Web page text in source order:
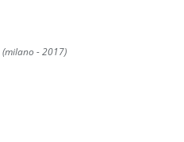
(milano - 2017)